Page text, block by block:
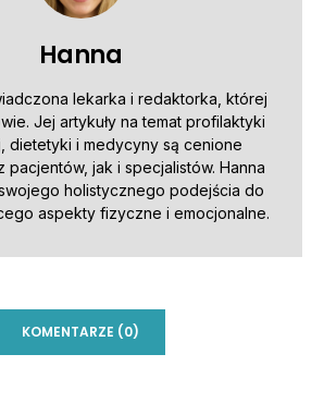
Hanna
lekarka i redaktorka, której
Jej artykuły na temat profilaktyki
dietetyki i medycyny są cenione
pacjentów, jak i specjalistów. Hanna
holistycznego podejścia do
aspekty fizyczne i emocjonalne.
KOMENTARZE (0)